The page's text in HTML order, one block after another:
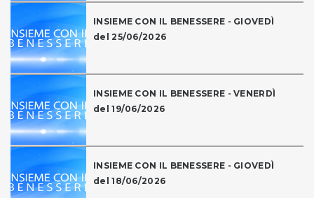
INSIEME CON IL BENESSERE - GIOVEDÌ
del 25/06/2026
INSIEME CON IL BENESSERE - VENERDÌ
del 19/06/2026
INSIEME CON IL BENESSERE - GIOVEDÌ
del 18/06/2026